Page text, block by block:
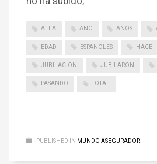
ALLA ANO ANOS
EDAD ESPANOLES HACE
JUBILACION JUBILARON
PASANDO TOTAL
PUBLISHED IN MUNDO ASEGURADOR